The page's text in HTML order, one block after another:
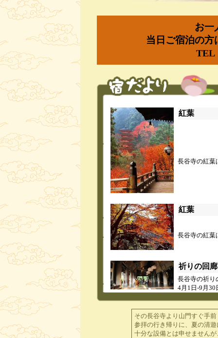
お
当日ご宿泊の方
TEL
紅葉
長谷寺の紅葉
紅葉
長谷寺の紅葉
祈りの回廊
長谷寺の祈り
4月1日-9月30
は
その長谷寺より山門すぐ手前
参拝の行き帰りに、夏の清
十分な設備とは申せません